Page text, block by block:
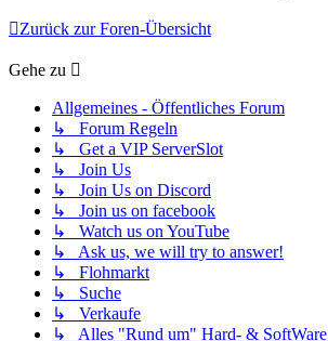
Zurück zur Foren-Übersicht
Gehe zu
Allgemeines - Öffentliches Forum
↳ Forum Regeln
↳ Get a VIP ServerSlot
↳ Join Us
↳ Join Us on Discord
↳ Join us on facebook
↳ Watch us on YouTube
↳ Ask us, we will try to answer!
↳ Flohmarkt
↳ Suche
↳ Verkaufe
↳ Alles "Rund um" Hard- & SoftWare